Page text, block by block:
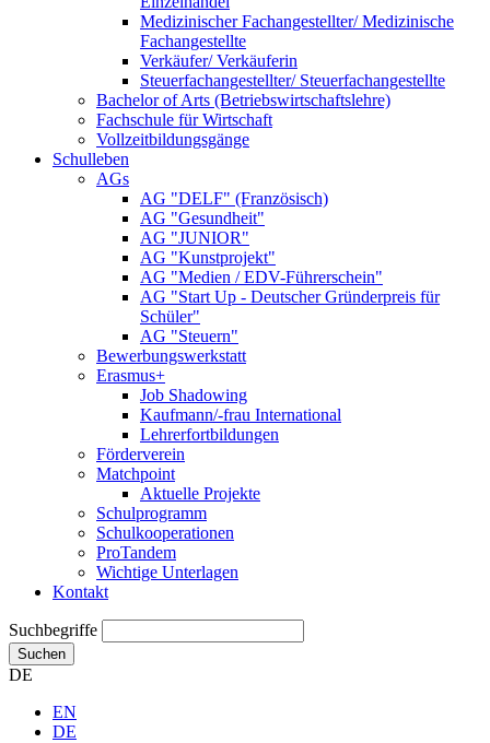
Medizinischer Fachangestellter/ Medizinische
Fachangestellte
Verkäufer/ Verkäuferin
Steuerfachangestellter/ Steuerfachangestellte
Bachelor of Arts (Betriebswirtschaftslehre)
Fachschule für Wirtschaft
Vollzeitbildungsgänge
Schulleben
AGs
AG "DELF" (Französisch)
AG "Gesundheit"
AG "JUNIOR"
AG "Kunstprojekt"
AG "Medien / EDV-Führerschein"
AG "Start Up - Deutscher Gründerpreis für
Schüler"
AG "Steuern"
Bewerbungswerkstatt
Erasmus+
Job Shadowing
Kaufmann/-frau International
Lehrerfortbildungen
Förderverein
Matchpoint
Aktuelle Projekte
Schulprogramm
Schulkooperationen
ProTandem
Wichtige Unterlagen
Kontakt
Suchbegriffe
Suchen
DE
EN
DE